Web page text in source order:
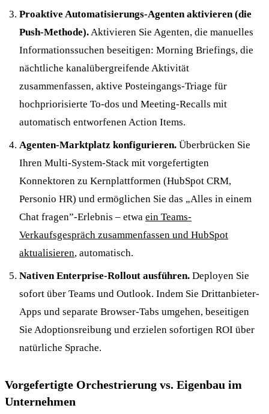
Proaktive Automatisierungs-Agenten aktivieren (die
Push-Methode).Aktivieren Sie Agenten, die manuelles
Informationssuchen beseitigen: Morning Briefings, die
nächtliche kanalübergreifende Aktivität
zusammenfassen, aktive Posteingangs-Triage für
hochpriorisierte To-dos und Meeting-Recalls mit
automatisch entworfenen Action Items.
Agenten-Marktplatz konfigurieren. Überbrücken Sie
Ihren Multi-System-Stack mit vorgefertigten
Konnektoren zu Kernplattformen (HubSpot CRM,
Personio HR) und ermöglichen Sie das „Alles in einem
Chat fragen”-Erlebnis – etwa ein Teams-
Verkaufsgespräch zusammenfassen und HubSpot
aktualisieren, automatisch.
Nativen Enterprise-Rollout ausführen. Deployen Sie
sofort über Teams und Outlook. Indem Sie Drittanbieter-
Apps und separate Browser-Tabs umgehen, beseitigen
Sie Adoptionsreibung und erzielen sofortigen ROI über
natürliche Sprache.
Vorgefertigte Orchestrierung vs. Eigenbau im
Unternehmen